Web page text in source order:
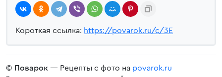
Короткая ссылка: https://povarok.ru/c/3E
© Поварок — Рецепты с фото на povarok.ru